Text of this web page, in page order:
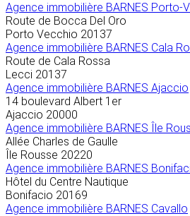
Agence immobilière BARNES Porto-
Route de Bocca Del Oro
Porto Vecchio 20137
Agence immobilière BARNES Cala
Route de Cala Rossa
Lecci 20137
Agence immobilière BARNES Ajaccio
14 boulevard Albert 1er
Ajaccio 20000
Agence immobilière BARNES Île
Allée Charles de Gaulle
Île Rousse 20220
Agence immobilière BARNES
Hôtel du Centre Nautique
Bonifacio 20169
Agence immobilière BARNES Cavallo